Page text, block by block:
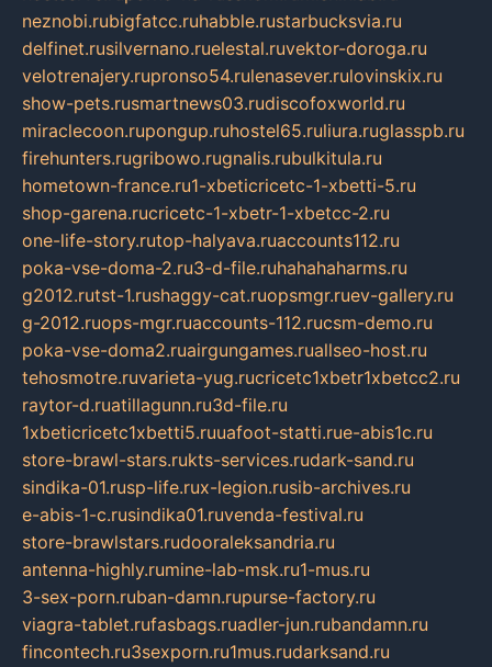
neznobi.rubigfatcc.ruhabble.rustarbucksvia.ru
delfinet.rusilvernano.ruelestal.ruvektor-doroga.ru
velotrenajery.rupronso54.rulenasever.rulovinskix.ru
show-pets.rusmartnews03.rudiscofoxworld.ru
miraclecoon.rupongup.ruhostel65.ruliura.ruglasspb.ru
firehunters.rugribowo.rugnalis.rubulkitula.ru
hometown-france.ru1-xbeticricetc-1-xbetti-5.ru
shop-garena.rucricetc-1-xbetr-1-xbetcc-2.ru
one-life-story.rutop-halyava.ruaccounts112.ru
poka-vse-doma-2.ru3-d-file.ruhahahaharms.ru
g2012.rutst-1.rushaggy-cat.ruopsmgr.ruev-gallery.ru
g-2012.ruops-mgr.ruaccounts-112.rucsm-demo.ru
poka-vse-doma2.ruairgungames.ruallseo-host.ru
tehosmotre.ruvarieta-yug.rucricetc1xbetr1xbetcc2.ru
raytor-d.ruatillagunn.ru3d-file.ru
1xbeticricetc1xbetti5.ruuafoot-statti.rue-abis1c.ru
store-brawl-stars.rukts-services.rudark-sand.ru
sindika-01.rusp-life.rux-legion.rusib-archives.ru
e-abis-1-c.rusindika01.ruvenda-festival.ru
store-brawlstars.rudooraleksandria.ru
antenna-highly.rumine-lab-msk.ru1-mus.ru
3-sex-porn.ruban-damn.rupurse-factory.ru
viagra-tablet.rufasbags.ruadler-jun.rubandamn.ru
fincontech.ru3sexporn.ru1mus.rudarksand.ru